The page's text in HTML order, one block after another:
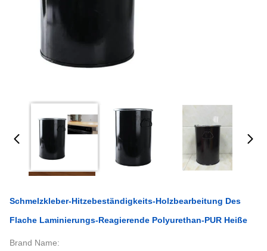
Schmelzkleber-Hitzebeständigkeits-Holzbearbeitung Des
Flache Laminierungs-Reagierende Polyurethan-PUR Heiße
Brand Name: